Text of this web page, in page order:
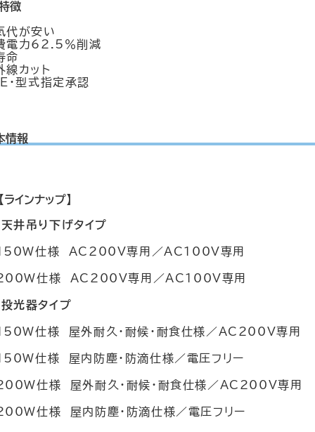
徴
代が安い
電力62.5％削減
命
線カット
・型式指定承認
情報
ラインナップ】
井吊り下げタイプ
150W仕様 AC200V専用／AC100V専用
200W仕様 AC200V専用／AC100V専用
光器タイプ
仕様 屋外耐久・耐候・耐食仕様／AC200V専用
仕様 屋内防塵・防滴仕様／電圧フリー
仕様 屋外耐久・耐候・耐食仕様／AC200V専用
仕様 屋内防塵・防滴仕様／電圧フリー